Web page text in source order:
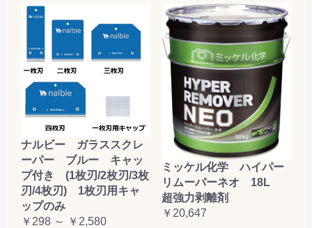
ナルビー ガラススクレ
ーパー ブルー キャッ
プ付き (1枚刃/2枚刃/3枚
刃/4枚刃) 1枚刃用キャ
ップのみ
￥298 ～ ￥2,580
ミッケル化学 ハイパー
リムーバーネオ 18L
超強力剥離剤
￥20,647